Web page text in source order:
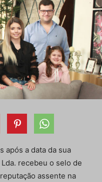
após a data da sua
recebeu o selo de
assente na